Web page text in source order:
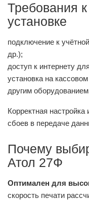
Требования
установке
подключение к
др.);
доступ к интернету
установка на
другим
Корректная настройка
сбоев в передаче
Почему
Атол 27Ф
Оптимален для
скорость печати